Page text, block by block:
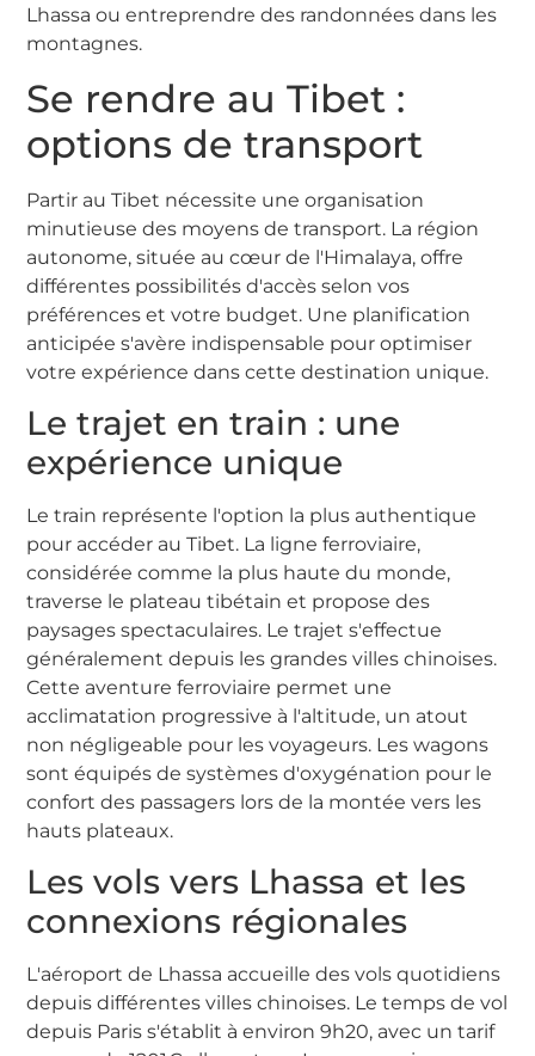
Lhassa ou entreprendre des randonnées dans les
montagnes.
Se rendre au Tibet :
options de transport
Partir au Tibet nécessite une organisation
minutieuse des moyens de transport. La région
autonome, située au cœur de l'Himalaya, offre
différentes possibilités d'accès selon vos
préférences et votre budget. Une planification
anticipée s'avère indispensable pour optimiser
votre expérience dans cette destination unique.
Le trajet en train : une
expérience unique
Le train représente l'option la plus authentique
pour accéder au Tibet. La ligne ferroviaire,
considérée comme la plus haute du monde,
traverse le plateau tibétain et propose des
paysages spectaculaires. Le trajet s'effectue
généralement depuis les grandes villes chinoises.
Cette aventure ferroviaire permet une
acclimatation progressive à l'altitude, un atout
non négligeable pour les voyageurs. Les wagons
sont équipés de systèmes d'oxygénation pour le
confort des passagers lors de la montée vers les
hauts plateaux.
Les vols vers Lhassa et les
connexions régionales
L'aéroport de Lhassa accueille des vols quotidiens
depuis différentes villes chinoises. Le temps de vol
depuis Paris s'établit à environ 9h20, avec un tarif